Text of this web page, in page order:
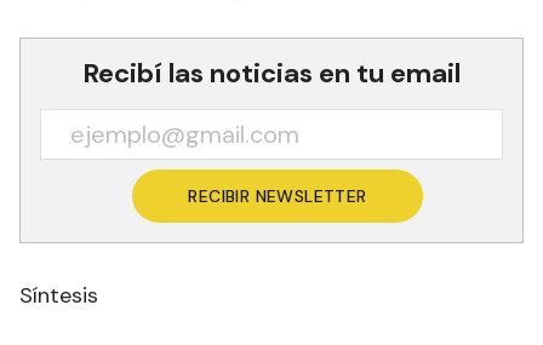
Recibí las noticias en tu email
RECIBIR NEWSLETTER
Síntesis